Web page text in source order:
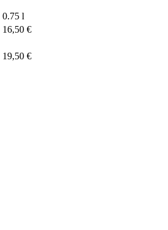
0.75 l
16,50 €
19,50 €